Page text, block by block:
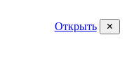
Открыть